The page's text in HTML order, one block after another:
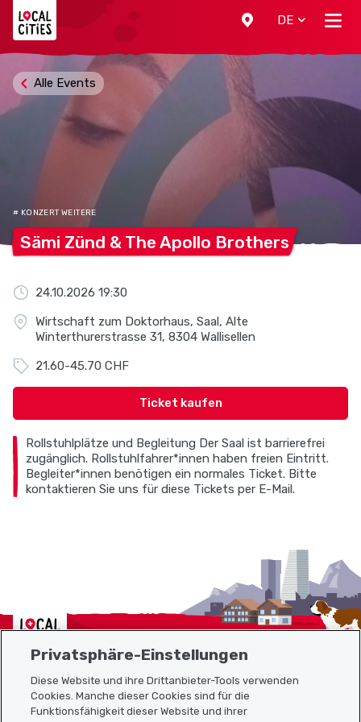
DE
Alle Events
# KONZERT WEITERE
Sämi Zünd & The Apollo Brothers
24.10.2026 19:30
Wirtschaft zum Doktorhaus, Saal, Alte
Winterthurerstrasse 31, 8304 Wallisellen
21.60-45.70 CHF
Ticket kaufen
Rollstuhlplätze und Begleitung Der Saal ist barrierefrei
zugänglich. Rollstuhlfahrer*innen haben freien Eintritt.
Begleiter*innen benötigen ein normales Ticket. Bitte
kontaktieren Sie uns für diese Tickets per E-Mail.
Localcities
Sitemap
Privatsphäre-Einstellungen
Diese Website und ihre Drittanbieter-Tools verwenden
Cookies. Manche dieser Cookies sind für die
Funktionsfähigkeit dieser Website und ihrer